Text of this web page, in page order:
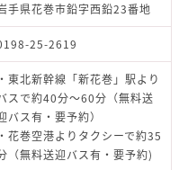
手県花巻市鉛字西鉛23番地
25-2619
・東北新幹線「新花巻」駅より
スで約40分～60分（無料送
バス有・要予約）
・花巻空港よりタクシーで約35
（無料送迎バス有・要予約)